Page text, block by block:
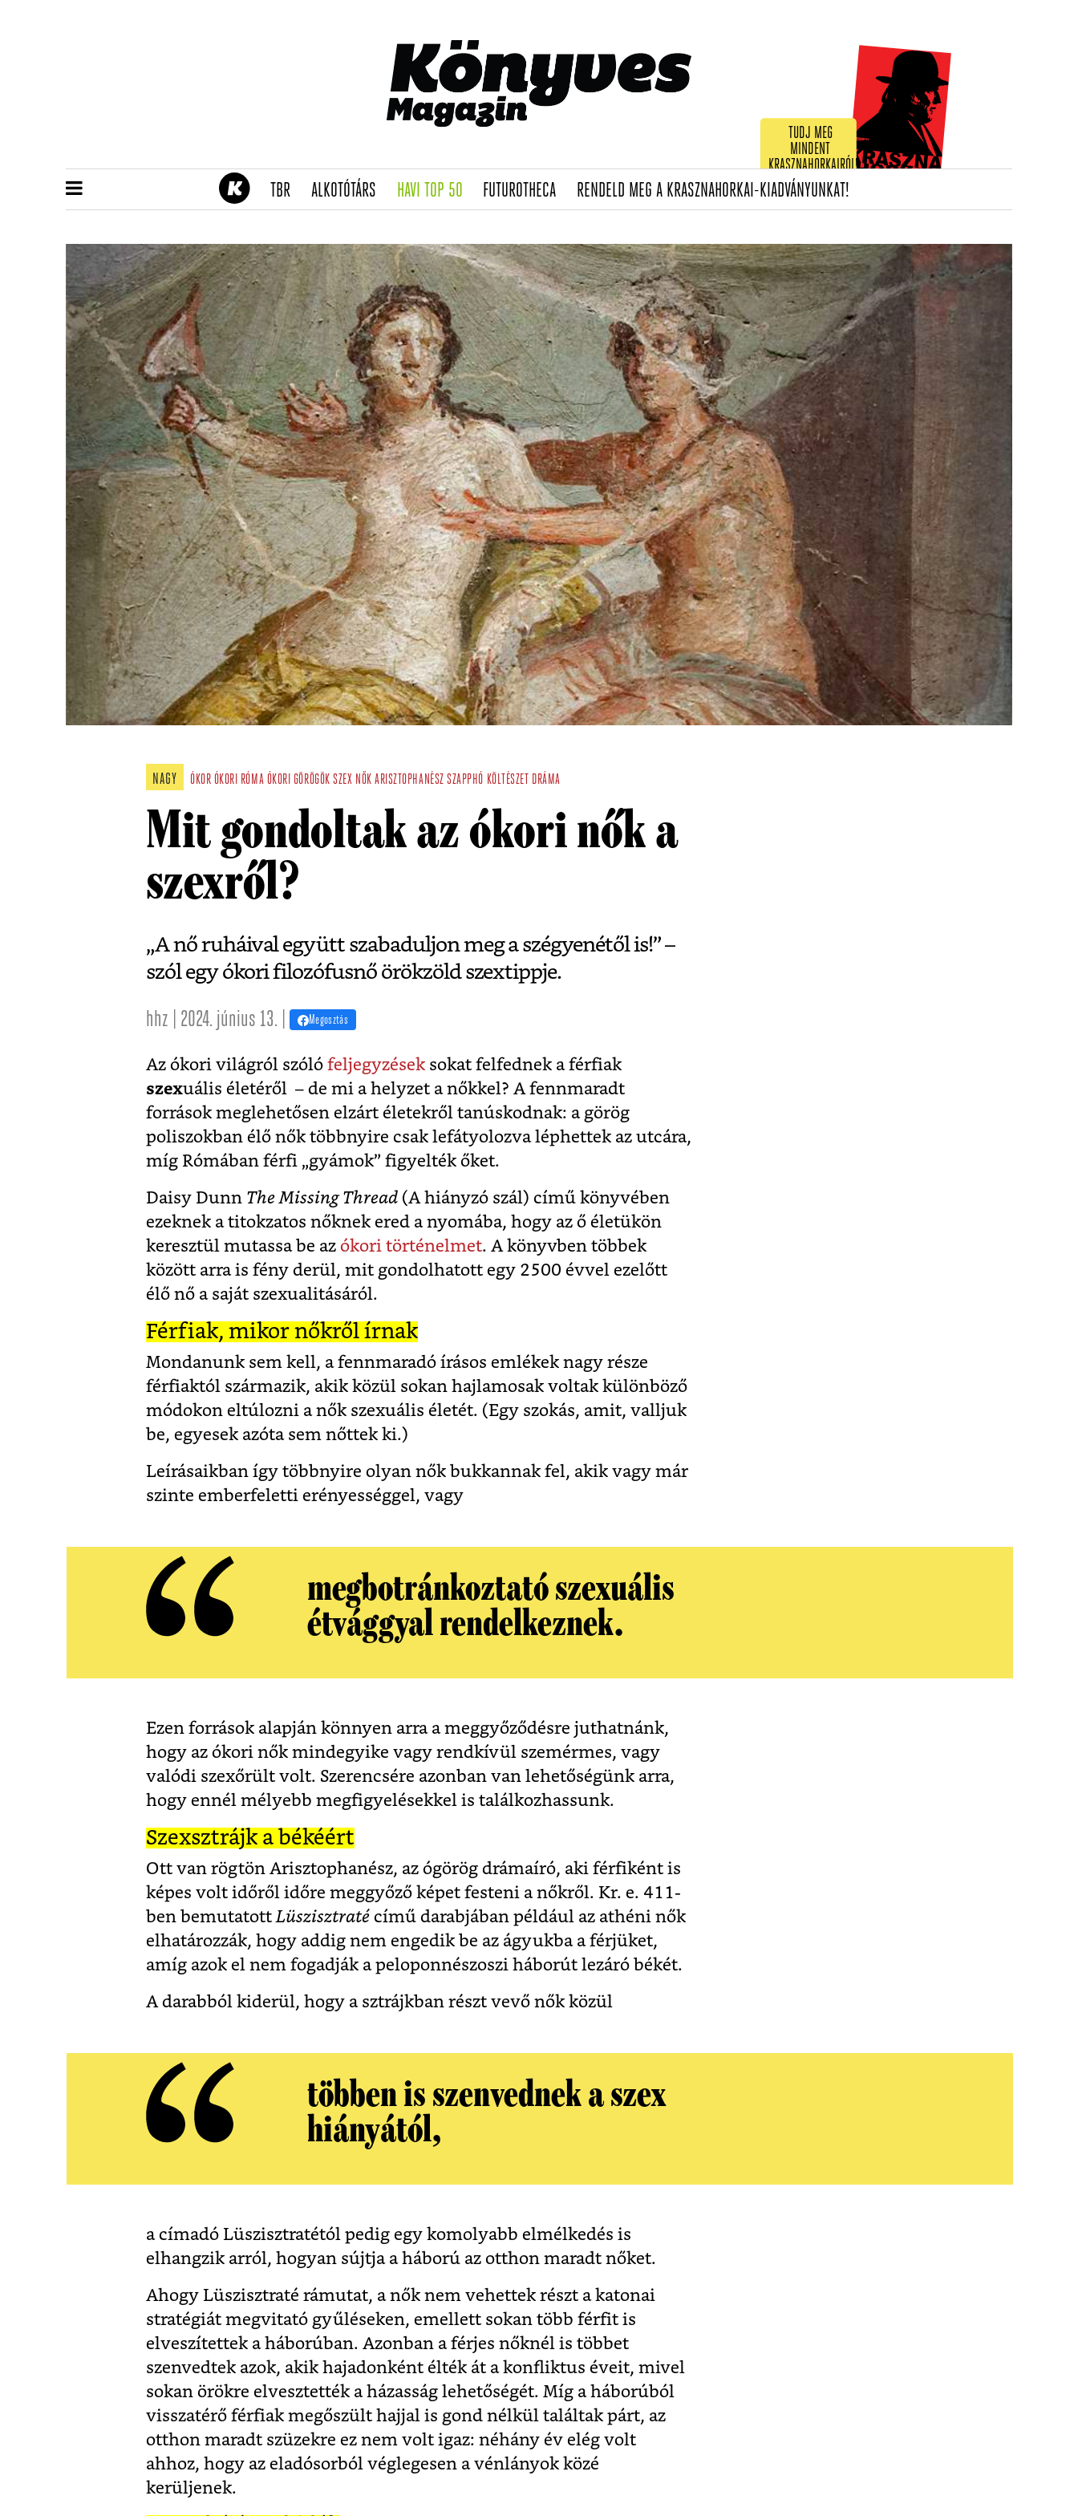
TUDJ MEG
MINDENT
KRASZNAHORKAIRÓL!
TBR(CURRENT)
ALKOTÓTÁRS(CURRENT)
HAVI TOP 50(CURRENT)
FUTUROTHECA(CURRENT)
RENDELD MEG A KRASZNAHORKAI-KIADVÁNYUNKAT!(CURRENT)
NAGY ÓKOR ÓKORI RÓMA ÓKORI GÖRÖGÖK SZEX NŐK ARISZTOPHANÉSZ SZAPPHÓ KÖLTÉSZET DRÁMA
Mit gondoltak az ókori nők a
szexről?
„A nő ruháival együtt szabaduljon meg a szégyenétől is!” –
szól egy ókori filozófusnő örökzöld szextippje.
hhz | 2024. június 13. | Megosztás
Az ókori világról szóló feljegyzések sokat felfednek a férfiak
szexuális életéről – de mi a helyzet a nőkkel? A fennmaradt
források meglehetősen elzárt életekről tanúskodnak: a görög
poliszokban élő nők többnyire csak lefátyolozva léphettek az utcára,
míg Rómában férfi „gyámok” figyelték őket.
Daisy Dunn The Missing Thread (A hiányzó szál) című könyvében
ezeknek a titokzatos nőknek ered a nyomába, hogy az ő életükön
keresztül mutassa be az ókori történelmet. A könyvben többek
között arra is fény derül, mit gondolhatott egy 2500 évvel ezelőtt
élő nő a saját szexualitásáról.
Férfiak, mikor nőkről írnak
Mondanunk sem kell, a fennmaradó írásos emlékek nagy része
férfiaktól származik, akik közül sokan hajlamosak voltak különböző
módokon eltúlozni a nők szexuális életét. (Egy szokás, amit, valljuk
be, egyesek azóta sem nőttek ki.)
Leírásaikban így többnyire olyan nők bukkannak fel, akik vagy már
szinte emberfeletti erényességgel, vagy
megbotránkoztató szexuális
étvággyal rendelkeznek.
Ezen források alapján könnyen arra a meggyőződésre juthatnánk,
hogy az ókori nők mindegyike vagy rendkívül szemérmes, vagy
valódi szexőrült volt. Szerencsére azonban van lehetőségünk arra,
hogy ennél mélyebb megfigyelésekkel is találkozhassunk.
Szexsztrájk a békéért
Ott van rögtön Arisztophanész, az ógörög drámaíró, aki férfiként is
képes volt időről időre meggyőző képet festeni a nőkről. Kr. e. 411-
ben bemutatottLüszisztraté című darabjában például az athéni nők
elhatározzák, hogy addig nem engedik be az ágyukba a férjüket,
amíg azok el nem fogadják a peloponnészoszi háborút lezáró békét.
A darabból kiderül, hogy a sztrájkban részt vevő nők közül
többen is szenvednek a szex
hiányától,
a címadó Lüszisztratétól pedig egy komolyabb elmélkedés is
elhangzik arról, hogyan sújtja a háború az otthon maradt nőket.
Ahogy Lüszisztraté rámutat, a nők nem vehettek részt a katonai
stratégiát megvitató gyűléseken, emellett sokan több férfit is
elveszítettek a háborúban. Azonban a férjes nőknél is többet
szenvedtek azok, akik hajadonként élték át a konfliktus éveit, mivel
sokan örökre elvesztették a házasság lehetőségét. Míg a háborúból
visszatérő férfiak megőszült hajjal is gond nélkül találtak párt, az
otthon maradt szüzekre ez nem volt igaz: néhány év elég volt
ahhoz, hogy az eladósorból véglegesen a vénlányok közé
kerüljenek.